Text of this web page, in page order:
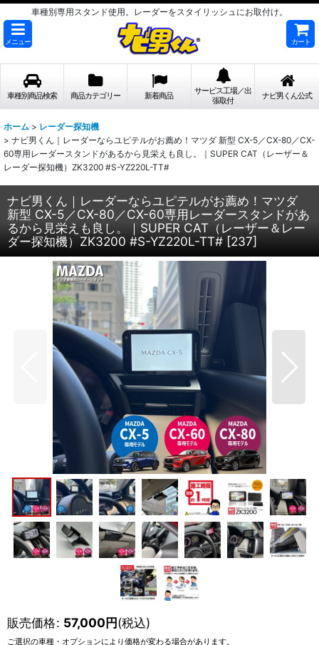
車種別専用スタンド使用。レーダーをスタイリッシュにお取付け。
メニュー カート
車種別商品検索 商品カテゴリー 新着商品
サービス工場／出
張取付
ナビ男くん公式
ホーム > レーダー探知機
> ナビ男くん｜レーダーならユピテルがお薦め！マツダ 新型 CX-5／CX-80／CX-
60専用レーダースタンドがあるから見栄えも良し。｜SUPER CAT（レーザー＆
レーダー探知機）ZK3200 #S-YZ220L-TT#
ナビ男くん｜レーダーならユピテルがお薦め！マツダ
新型 CX-5／CX-80／CX-60専用レーダースタンドがあ
るから見栄えも良し。｜SUPER CAT（レーザー＆レー
ダー探知機）ZK3200 #S-YZ220L-TT# [237]
販売価格: 57,000円(税込)